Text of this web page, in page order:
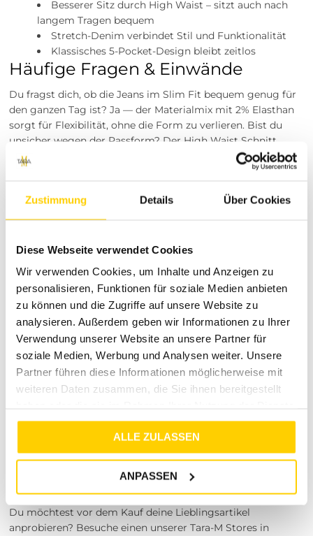
Zustimmung Details Über Cookies
Diese Webseite verwendet Cookies
Wir verwenden Cookies, um Inhalte und Anzeigen zu
personalisieren, Funktionen für soziale Medien anbieten
zu können und die Zugriffe auf unsere Website zu
analysieren. Außerdem geben wir Informationen zu Ihrer
Verwendung unserer Website an unsere Partner für
soziale Medien, Werbung und Analysen weiter. Unsere
Partner führen diese Informationen möglicherweise mit
weiteren Daten zusammen, die Sie ihnen bereitgestellt
gesammelt haben.
ALLE ZULASSEN
ANPASSEN
Besserer Sitz durch High Waist – sitzt auch nach
langem Tragen bequem
Stretch-Denim verbindet Stil und Funktionalität
Klassisches 5-Pocket-Design bleibt zeitlos
Häufige Fragen & Einwände
Du fragst dich, ob die Jeans im Slim Fit bequem genug für
den ganzen Tag ist? Ja — der Materialmix mit 2% Elasthan
sorgt für Flexibilität, ohne die Form zu verlieren. Bist du
unsicher wegen der Passform? Der High Waist Schnitt
stützt die Taille und die Skinny Legs formen das Bein
optisch. Du kannst dich jederzeit an unseren Kundenservice
Versand, Rückgabe & Garantie
Rückgabe der Artikel ist innerhalb von 30 Tagen nach Kauf
möglich. Solltest du mit deinem Kauf nicht zufrieden sein,
bieten wir eine unkomplizierte Rückgabe an. Unser
Kundenservice steht dir bei Problemen oder Fragen zur
Rückgabe gerne zur Seite.
Bereit für deinen neuen Lieblings-
Jeans?
Sichere dir jetzt die Jeans im Slim Fit und erlebe
verschiedene Kombinationen aus und entdecke,
wie vielseitig deine neue Denimhose sein kann.
Wenn du Hilfe brauchst, unterstützen wir dich gern
bei der Auswahl.
Du möchtest vor dem Kauf deine Lieblingsartikel
anprobieren? Besuche einen unserer Tara-M Stores in